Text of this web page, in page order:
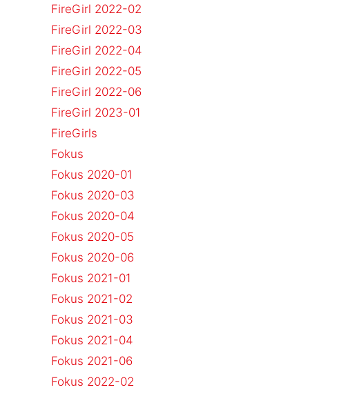
FireGirl 2022-02
FireGirl 2022-03
FireGirl 2022-04
FireGirl 2022-05
FireGirl 2022-06
FireGirl 2023-01
FireGirls
Fokus
Fokus 2020-01
Fokus 2020-03
Fokus 2020-04
Fokus 2020-05
Fokus 2020-06
Fokus 2021-01
Fokus 2021-02
Fokus 2021-03
Fokus 2021-04
Fokus 2021-06
Fokus 2022-02